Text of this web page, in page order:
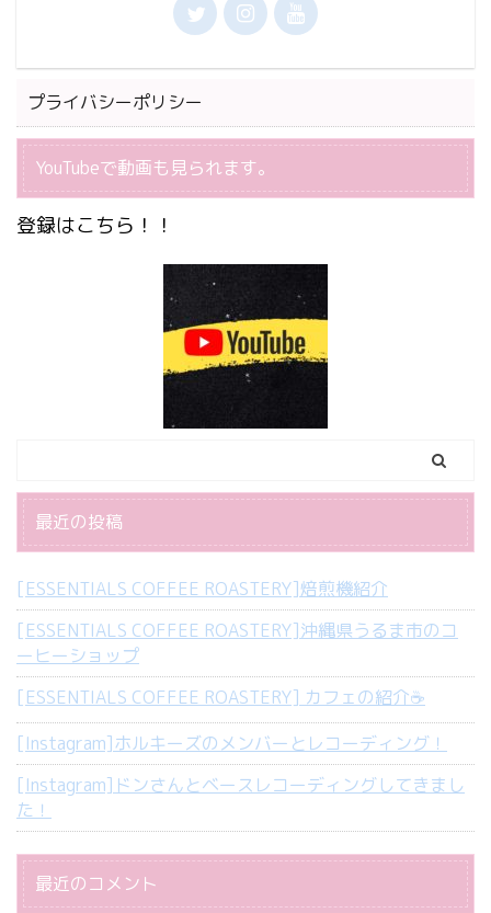
プライバシーポリシー
YouTubeで動画も見られます。
登録はこちら！！
最近の投稿
[ESSENTIALS COFFEE ROASTERY]焙煎機紹介
[ESSENTIALS COFFEE ROASTERY]沖縄県うるま市のコ
ーヒーショップ
[ESSENTIALS COFFEE ROASTERY] カフェの紹介☕️
[Instagram]ホルキーズのメンバーとレコーディング！
[Instagram]ドンさんとベースレコーディングしてきまし
た！
最近のコメント